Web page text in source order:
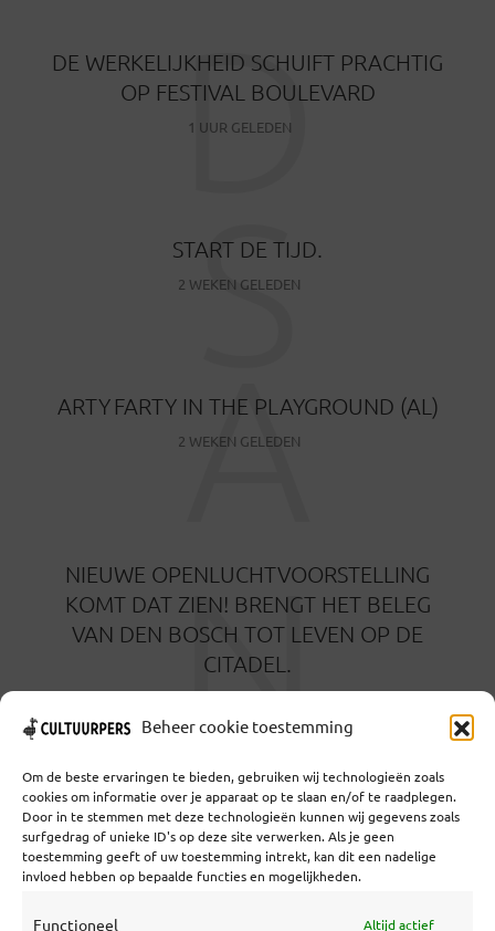
Beheer cookie toestemming
Om de beste ervaringen te bieden, gebruiken wij technologieën zoals
cookies om informatie over je apparaat op te slaan en/of te raadplegen.
Door in te stemmen met deze technologieën kunnen wij gegevens zoals
surfgedrag of unieke ID's op deze site verwerken. Als je geen
toestemming geeft of uw toestemming intrekt, kan dit een nadelige
invloed hebben op bepaalde functies en mogelijkheden.
Functioneel Altijd actief
DE WERKELIJKHEID SCHUIFT PRACHTIG
OP FESTIVAL BOULEVARD
1 UUR GELEDEN
D
START DE TIJD.
2 WEKEN GELEDEN
S
ARTY FARTY IN THE PLAYGROUND (AL)
2 WEKEN GELEDEN
A
NIEUWE OPENLUCHTVOORSTELLING
KOMT DAT ZIEN! BRENGT HET BELEG
VAN DEN BOSCH TOT LEVEN OP DE
CITADEL.
N
Coöperatief Cultureel Persbureau U.A. | Salzburg 29 |
3524KS Utrecht | KvK: 55573592 |Btw: